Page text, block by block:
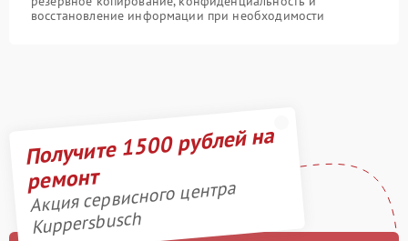
восстановление информации при необходимости
Получите 1500 рублей на
ремонт
Акция сервисного центра
Kuppersbusch